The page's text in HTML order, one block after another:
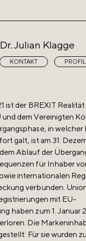
Dr. Julian Klagge
KONTAKT PROFIL
ist der BREXIT
und dem Vereinigten
in
galt, ist am 31.
Ablauf der
für Inhaber
internationalen
verbunden.
mit EU-
haben zum 1. Januar
Die
Für sie wurden